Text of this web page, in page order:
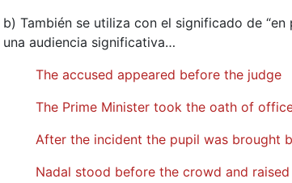
b) También se utiliza con el significado de
una audiencia significativa…
The accused appeared before the judge
The Prime Minister took the oath of
After the incident the pupil was brought
Nadal stood before the crowd and